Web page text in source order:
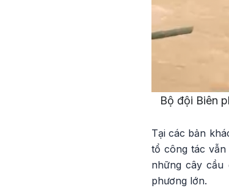
Bộ đội Biên
Tại các bản
tổ công tác vẫn
những cây cầu
phương lớn.